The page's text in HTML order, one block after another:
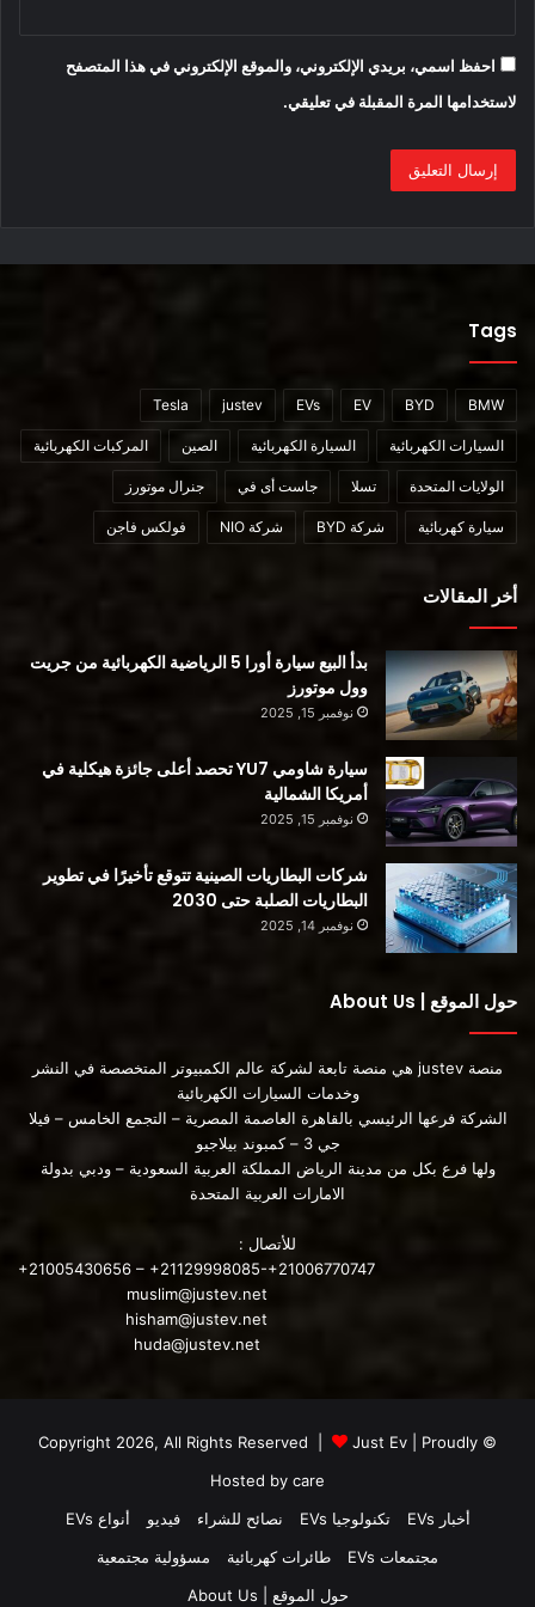
بغطاء محرك وسقف منخفضين لتعزيز الديناميكا الهوائية دون
بالإضافة إلى الطرازات الكهربائية بالكامل ، عرضت فولفو على
التجار نسخًا معاد تصميمها من الهجينين الهجينين S90 و XC90.
لتحقيق خطة إطلاق المنتج الطموحة هذه ، ستقوم فولفو ببناء
المزيد من الطرز في مصنعها في ريدجفيل ، ساوث كارولينا. سيكون
الموقع أول من يبني BEVs الجديدة من فولفو وسيبني في النهاية
Cayenne Polestar 3.
قالت شركة صناعة السيارات أيضًا أن لديها “خطة توظيف طموحة”
احفظ اسمي، بريدي الإلكتروني، والموقع الإلكتروني في هذا المتصفح
لاستخدامها المرة المقبلة في تعليقي.
Tags
BMW
BYD
EV
EVs
justev
Tesla
السيارات الكهربائية السيارة الكهربائية الصين المركبات الكهربائية
الولايات المتحدة تسلا جاست أى في جنرال موتورز
سيارة كهربائية شركة BYD شركة NIO فولكس فاجن
أخر المقالات
بدأ البيع سيارة أورا 5 الرياضية الكهربائية من جريت
وول موتورز
نوفمبر 15, 2025
سيارة شاومي YU7 تحصد أعلى جائزة هيكلية في
أمريكا الشمالية
نوفمبر 15, 2025
شركات البطاريات الصينية تتوقع تأخيرًا في تطوير
البطاريات الصلبة حتى 2030
نوفمبر 14, 2025
حول الموقع | About Us
منصة justev هي منصة تابعة لشركة عالم الكمبيوتر المتخصصة في النشر
وخدمات السيارات الكهربائية
الشركة فرعها الرئيسي بالقاهرة العاصمة المصرية – التجمع الخامس – فيلا
جي 3 – كمبوند بيلاجيو
ولها فرع بكل من مدينة الرياض المملكة العربية السعودية – ودبي بدولة
الامارات العربية المتحدة
للأتصال :
+21005430656 – +21129998085-+21006770747
muslim@justev.net
hisham@justev.net
huda@justev.net
© Copyright 2026, All Rights Reserved |
Just Ev | Proudly
Hosted by care
أخبار EVs
تكنولوجيا EVs نصائح للشراء فيديو
أنواع EVs
مجتمعات EVs
طائرات كهربائية
مسؤولية مجتمعية
حول الموقع | About Us